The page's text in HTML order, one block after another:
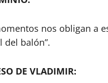
nos obligan a
del balón”.
DE VLADIMIR: